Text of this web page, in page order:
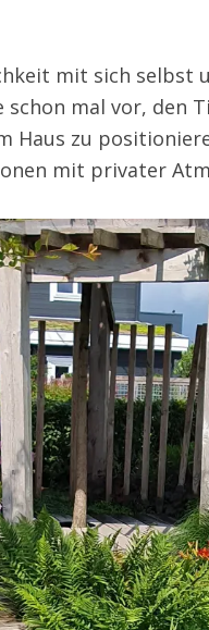
mit sich selbst
mal vor, den
Haus zu
mit privater